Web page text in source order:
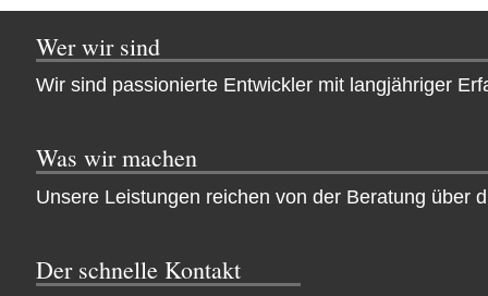
Wer wir sind
Wir sind passionierte Entwickler mit langjähriger
Was wir machen
Unsere Leistungen reichen von der Beratung über
Der schnelle Kontakt